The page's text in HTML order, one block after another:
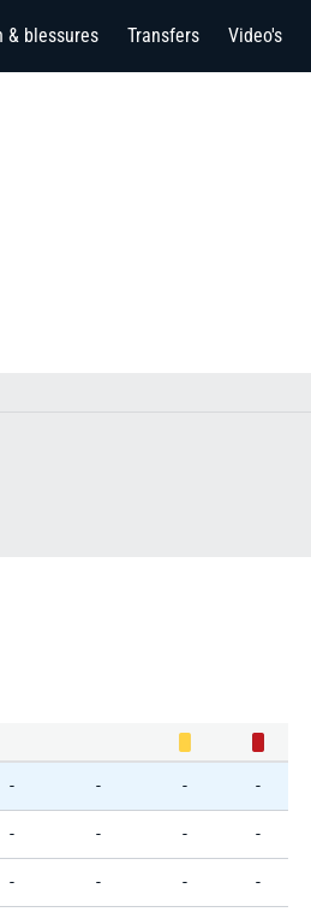
& blessures Transfers Video's
- - - -
- - - -
- - - -